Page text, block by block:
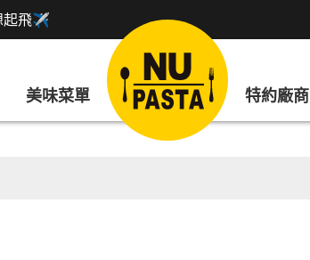
起飛✈
美味菜單 特約廠商